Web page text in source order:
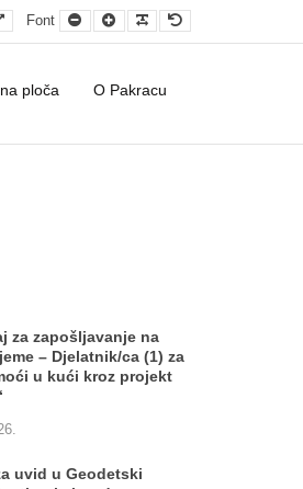
contrast
layout
Wide layout
Font Smaller Font
Larger FontReadable Font
ploča O Pakracu
za zapošljavanje na
– Djelatnik/ca (1) za
u kući kroz projekt
uvid u Geodetski